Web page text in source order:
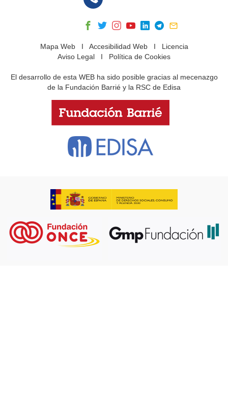
Mapa WebI Accesibilidad WebI Licencia
Aviso Legal I Política de Cookies
El desarrollo de esta WEB ha sido posible gracias al mecenazgo
de la Fundación Barrié y la RSC de Edisa